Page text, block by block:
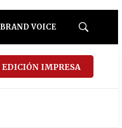
BRAND VOICE
Mostrar
EDICIÓN IMPRESA